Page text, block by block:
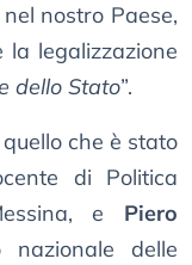
nostro Paese,
legalizzazione
dello Stato”.
che è stato
di Politica
e Piero
nazionale delle